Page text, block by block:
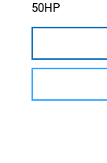
50HP